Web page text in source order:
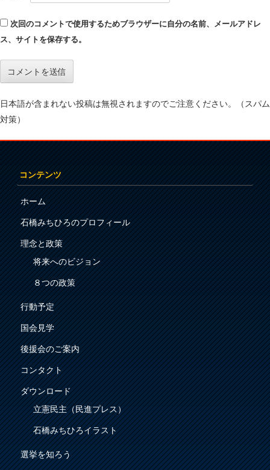
次回のコメントで使用するためブラウザーに自分の名前、メールアドレ
ス、サイトを保存する。
日本語が含まれない投稿は無視されますのでご注意ください。（スパム
対策）
コンテンツ
ホーム
石橋みちひろのプロフィール
理念と政策
将来へのビジョン
８つの政策
行動予定
国会見学
後援会のご案内
コンタクト
ダウンロード
立憲民主（民進プレス）
石橋みちひろイラスト
選挙を知ろう